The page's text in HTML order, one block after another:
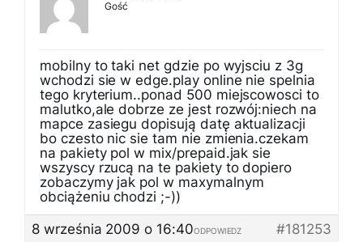
Gość
mobilny to taki net gdzie po wyjsciu z 3g
wchodzi sie w edge.play online nie spelnia
tego kryterium..ponad 500 miejscowosci to
malutko,ale dobrze ze jest rozwój:niech na
mapce zasiegu dopisują datę aktualizacji
bo czesto nic sie tam nie zmienia.czekam
na pakiety pol w mix/prepaid.jak sie
wszyscy rzucą na te pakiety to dopiero
zobaczymy jak pol w maxymalnym
obciążeniu chodzi ;-))
8 września 2009 o 16:40
#181253
ODPOWIEDZ